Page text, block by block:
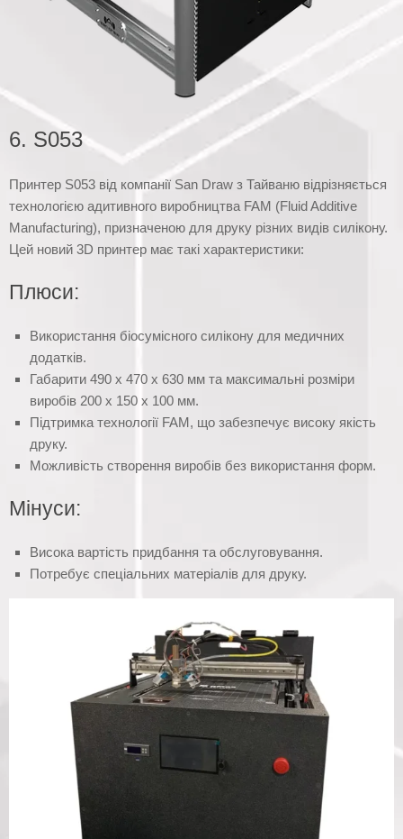
6. S053
Принтер S053 від компанії San Draw з Тайваню відрізняється
технологією адитивного виробництва FAM (Fluid Additive
Manufacturing), призначеною для друку різних видів силікону.
Цей новий 3D принтер має такі характеристики:
Плюси:
Використання біосумісного силікону для медичних
додатків.
Габарити 490 х 470 х 630 мм та максимальні розміри
виробів 200 х 150 х 100 мм.
Підтримка технології FAM, що забезпечує високу якість
друку.
Можливість створення виробів без використання форм.
Мінуси:
Висока вартість придбання та обслуговування.
Потребує спеціальних матеріалів для друку.